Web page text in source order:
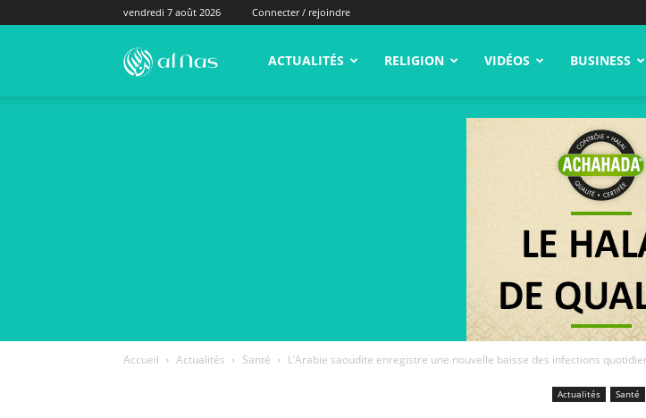
vendredi 7 août 2026 Connecter / rejoindre
alNas.fr ACTUALITÉS RELIGION VIDÉOS BUSINESS
Accueil Actualités Santé L’Arabie saoudite enregistre une nouvelle baisse des infections
Actualités Santé